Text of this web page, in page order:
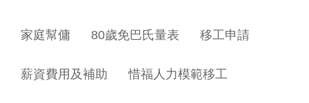
家庭幫傭 80歲免巴氏量表 移工申請
薪資費用及補助 惜福人力模範移工